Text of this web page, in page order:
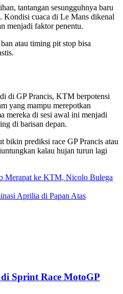
tantangan sesungguhnya baru
Kondisi cuaca di Le Mans dikenal
menjadi faktor penentu.
atau timing pit stop bisa
di GP Prancis, KTM berpotensi
yang mampu merepotkan
mereka di sesi awal ini menjadi
di barisan depan.
bikin prediksi race GP Prancis atau
kalau hujan turun lagi
Merapat ke KTM, Nicolo Bulega
Aprilia di Papan Atas
Sprint Race MotoGP